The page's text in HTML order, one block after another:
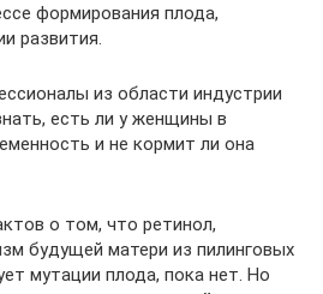
формирования плода,
развития.
из области индустрии
есть ли у женщины в
и не кормит ли она
о том, что ретинол,
будущей матери из пилинговых
мутации плода, пока нет. Но